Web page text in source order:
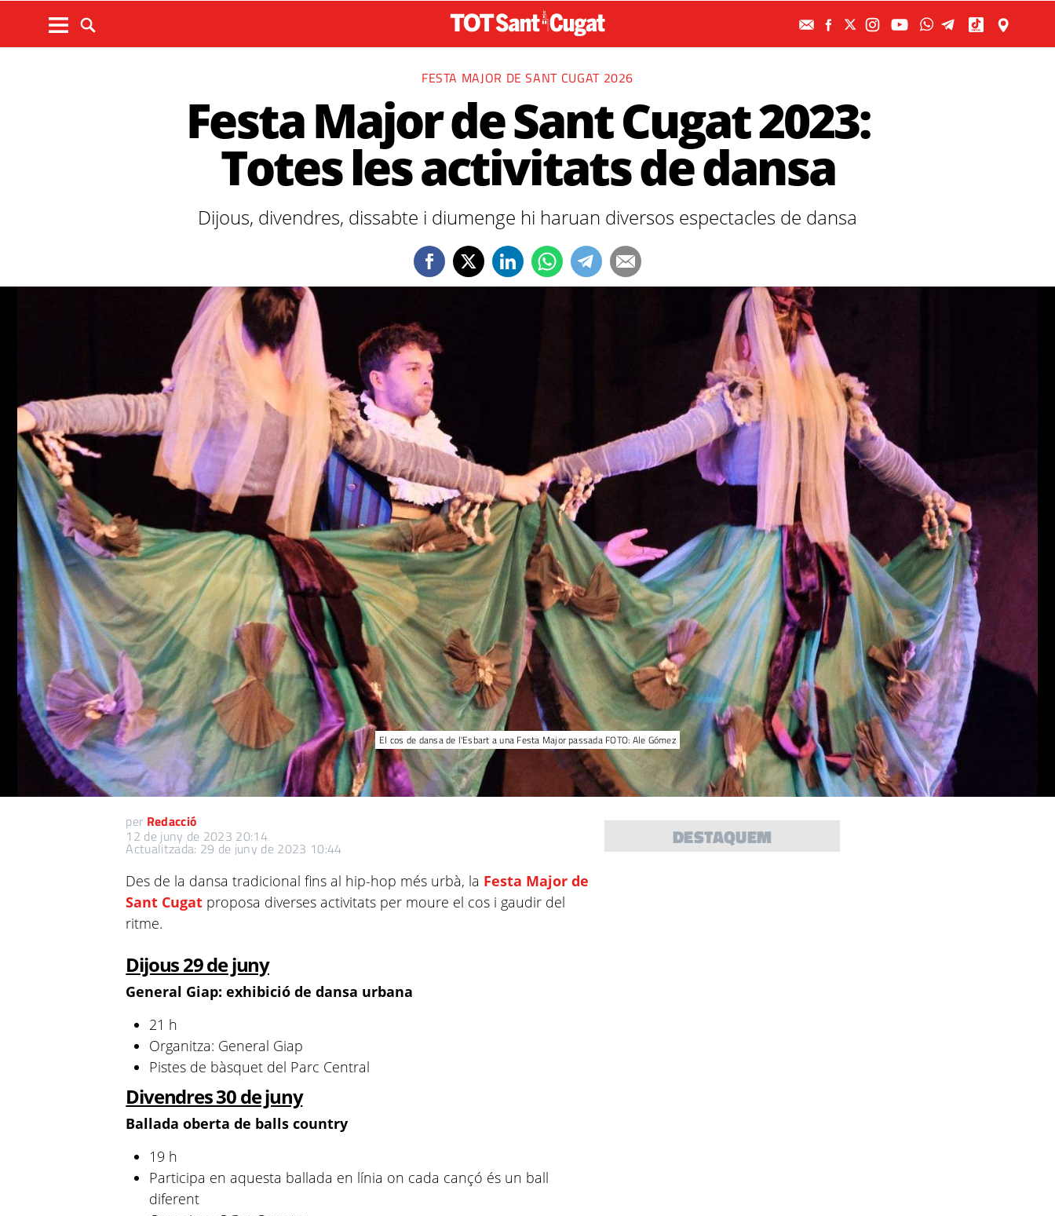
FESTA MAJOR DE SANT CUGAT 2026
Festa Major de Sant Cugat 2023:
Totes les activitats de dansa
Dijous, divendres, dissabte i diumenge hi haruan diversos espectacles de dansa
El cos de dansa de l'Esbart a una Festa Major passada FOTO: Ale Gómez
per Redacció
12 de juny de 2023 20:14
Actualitzada: 29 de juny de 2023 10:44
Des de la dansa tradicional fins al hip-hop més urbà, la Festa Major de
Sant Cugat proposa diverses activitats per moure el cos i gaudir del
ritme.
Dijous 29 de juny
General Giap: exhibició de dansa urbana
21 h
Organitza: General Giap
Pistes de bàsquet del Parc Central
Divendres 30 de juny
Ballada oberta de balls country
19 h
Participa en aquesta ballada en línia on cada cançó és un ball
diferent
DESTAQUEM